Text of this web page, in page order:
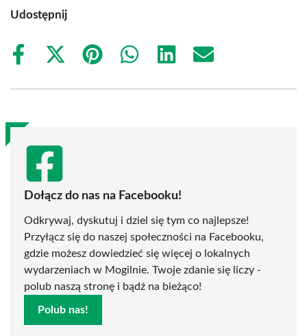
Udostępnij
Share
Share
(Twitter)
Share
Share
Share
Share
Dołącz do nas na Facebooku!
Odkrywaj, dyskutuj i dziel się tym co najlepsze!
Przyłącz się do naszej społeczności na Facebooku,
gdzie możesz dowiedzieć się więcej o lokalnych
wydarzeniach w Mogilnie. Twoje zdanie się liczy -
polub naszą stronę i bądź na bieżąco!
Polub nas!